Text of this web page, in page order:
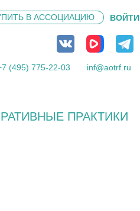
В АССОЦИАЦИЮ ВОЙТИ
(495) 775-22-03 inf@aotrf.ru
ПРАКТИКИ